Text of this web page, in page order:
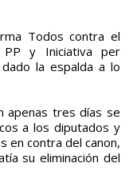
Todos contra el
y Iniciativa per
la espalda a lo
apenas tres días se
a los diputados y
en contra del canon,
su eliminación del